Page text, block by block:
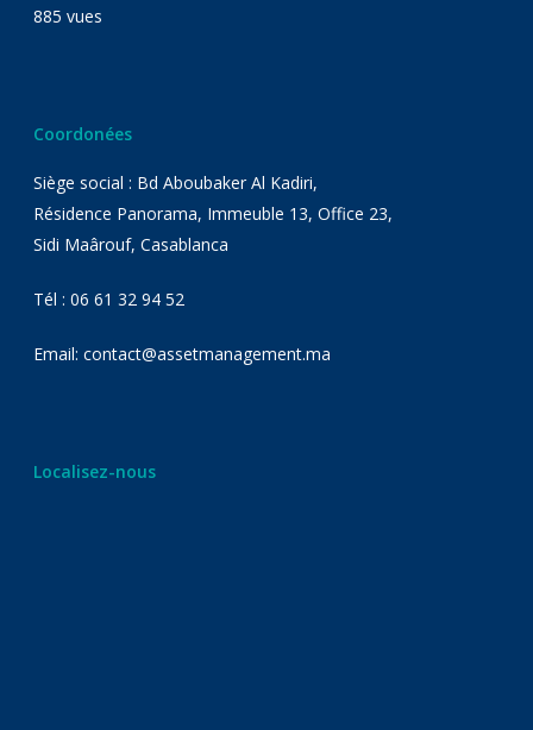
885 vues
Coordonées
Siège social : Bd Aboubaker Al Kadiri,
Résidence Panorama, Immeuble 13, Office 23,
Sidi Maârouf, Casablanca
Tél : 06 61 32 94 52
Email: contact@assetmanagement.ma
Localisez-nous